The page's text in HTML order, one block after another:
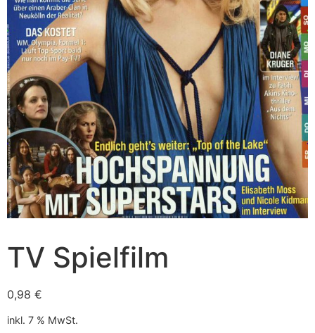
TV Spielfilm
0,98 €
inkl. 7 % MwSt.